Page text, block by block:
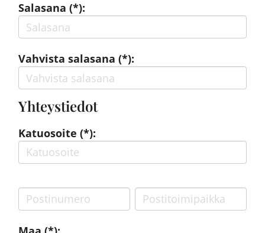
Salasana (*):
Vahvista salasana (*):
Yhteystiedot
Katuosoite (*):